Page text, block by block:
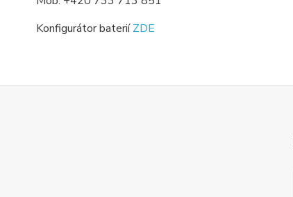
Konfigurátor bateriíZDE